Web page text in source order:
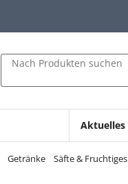
Nach Produkten suchen
Aktuelles
Getränke Säfte & Fruchtiges